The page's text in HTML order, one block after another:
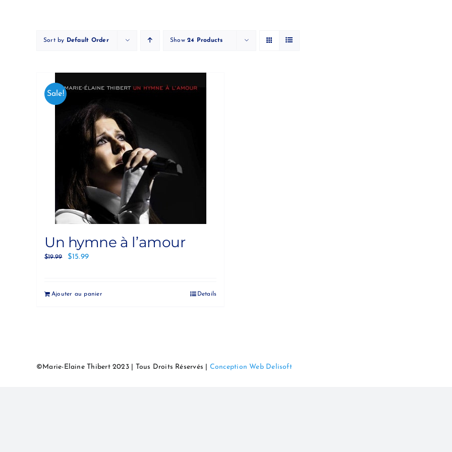
Sort by Default Order Show24 Products
Sale!
Un hymne à l’amour
$19.99 $15.99
Ajouter au panier Details
©Marie-Elaine Thibert 2023 | Tous Droits Réservés | Conception Web Delisoft